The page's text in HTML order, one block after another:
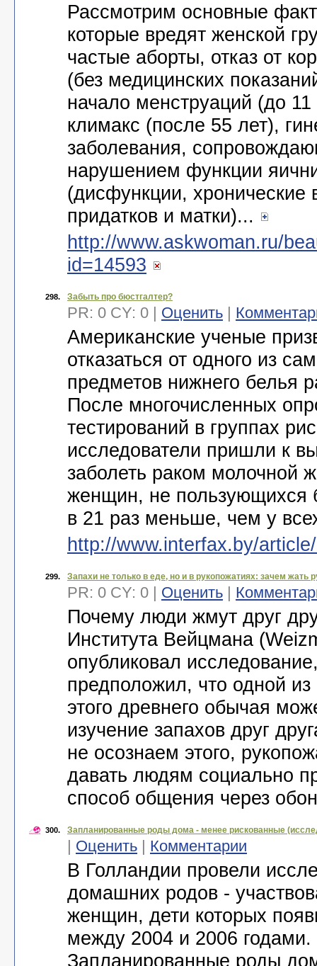
Рассмотрим основные
которые вредят женской
частые аборты, отказ от
(без медицинских
начало менструаций (до
климакс (после 55 лет),
заболевания,
нарушением функции
(дисфункции, хронические
придатков и матки)...
http://www.askwoman.ru/
id=14593
298. Забыть про бюстгалтер?
PR: 0 CY: 0 | Оценить |
Американские ученые
отказаться от одного из
предметов нижнего белья
После многочисленных
тестирований в группах
исследователи пришли к
заболеть раком молочной
женщин, не пользующихся
в 21 раз меньше, чем у
http://www.interfax.by/
299. Запахи не только в еде, но и в рукопожатиях: зачем жать
PR: 0 CY: 0 | Оценить |
Почему люди жмут друг
Института Вейцмана
опубликовал
предположил, что одной
этого древнего обычая
изучение запахов друг
не осознаем этого,
давать людям социально
способ общения через
300. Запланированные роды дома - менее рискованные
| Оценить | Комментарии
В Голландии провели
домашних родов -
женщин, дети которых
между 2004 и 2006 годами.
Запланированные роды